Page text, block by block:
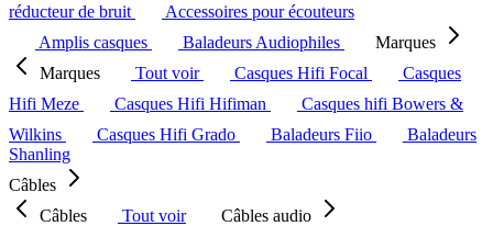
réducteur de bruit
Accessoires pour écouteurs
Amplis casques
Baladeurs Audiophiles
Marques
Marques
Tout voir Casques Hifi Focal
Casques
Hifi Meze
Casques Hifi Hifiman
Casques hifi Bowers &
Wilkins
Casques Hifi Grado Baladeurs Fiio
Baladeurs
Shanling
Câbles
Câbles
Tout voir
Câbles audio